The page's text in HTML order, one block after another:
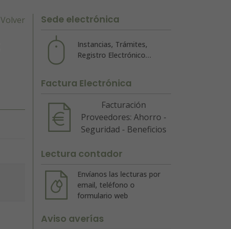
Volver Sede electrónica
Instancias, Trámites,
Registro Electrónico…
Factura Electrónica
Facturación
Proveedores: Ahorro -
Seguridad - Beneficios
Lectura contador
Envíanos las lecturas por
email, teléfono o
formulario web
Aviso averías